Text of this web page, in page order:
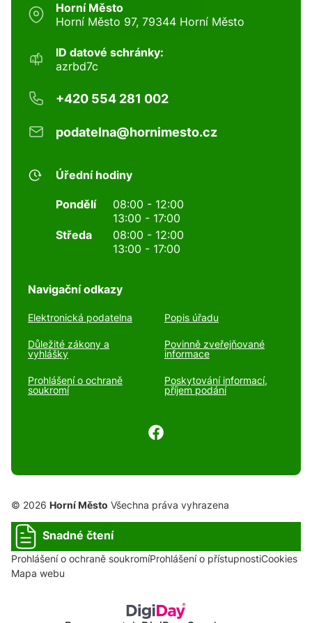
Horní Město
Horní Město 97, 79344 Horní Město
ID datové schránky:
azrbd7c
+420 554 281 002
podatelna@hornimesto.cz
Úřední hodiny
Pondělí
08:00 - 12:00
13:00 - 17:00
Středa
08:00 - 12:00
13:00 - 17:00
Navigační odkazy
Elektronická podatelna Popis úřadu
Důležité zákony a
vyhlášky
Povinně zveřejňované
informace
Prohlášení o ochraně
soukromí
Poskytování informací,
příjem podání
© 2026 Horní Město Všechna práva vyhrazena
Snadné čtení
Prohlášení o ochraně soukromíProhlášení o přístupnostiCookies
Mapa webu